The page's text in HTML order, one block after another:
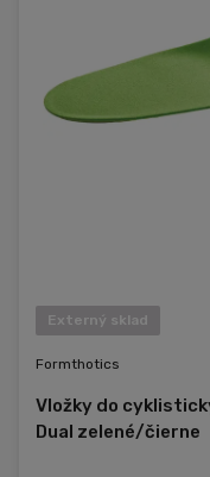
Externý sklad
Formthotics
Vložky do
Dual zelené/čierne